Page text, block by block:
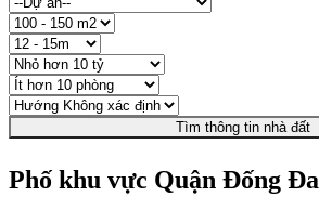
Tìm thông tin nhà đất
Phố khu vực Quận Đống Đa